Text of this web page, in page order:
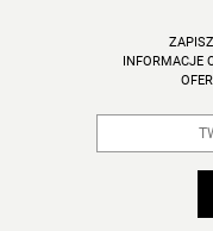
INFORMACJE